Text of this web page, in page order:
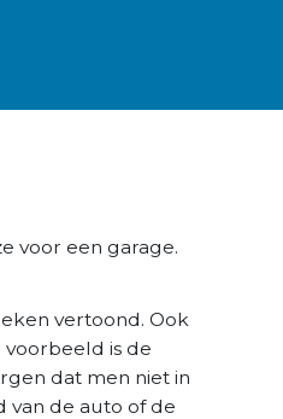
voor een garage.
vertoond. Ook
is de
dat men niet in
van de auto of de